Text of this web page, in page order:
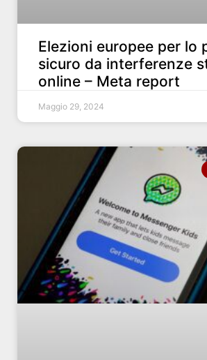
Elezioni europee per lo
sicuro da interferenze
online – Meta report
Maggio 29, 2024